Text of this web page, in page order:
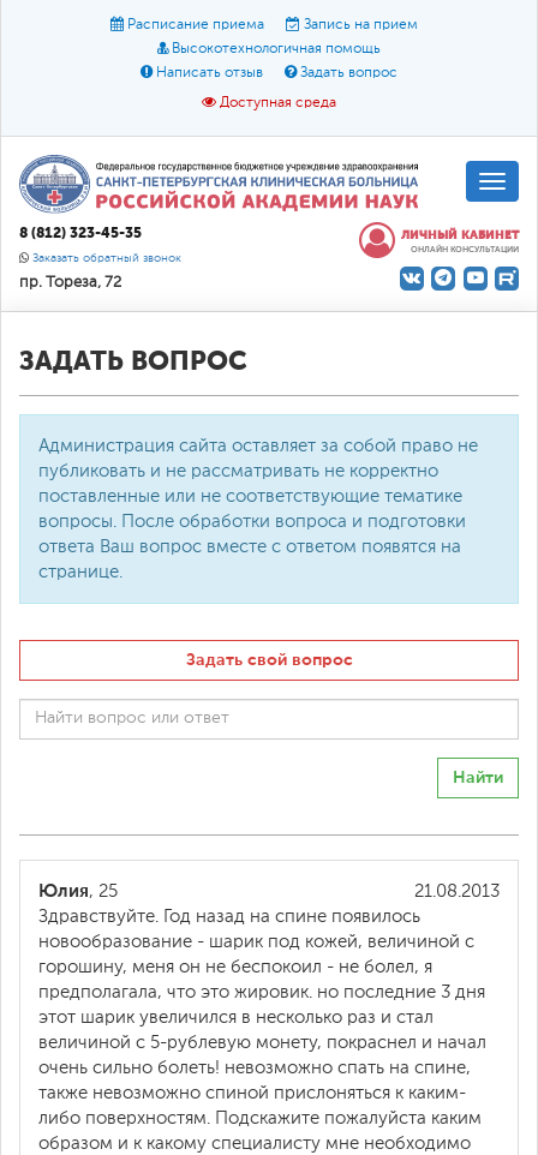
Расписание приема
Запись на прием
Высокотехнологичная помощь
Написать отзыв
Задать вопрос
Доступная среда
Размер шрифта: A A A
Цвет:
О доступной среде
8 (812) 323-45-35
Заказать обратный звонок
пр. Тореза, 72
ЛИЧНЫЙ КАБИНЕТ
ОНЛАЙН КОНСУЛЬТАЦИИ
ЗАДАТЬ ВОПРОС
Администрация сайта оставляет за собой право не
публиковать и не рассматривать не корректно
поставленные или не соответствующие тематике
вопросы. После обработки вопроса и подготовки
ответа Ваш вопрос вместе с ответом появятся на
странице.
Задать свой вопрос
Найти
21.08.2013
Юлия, 25
Здравствуйте. Год назад на спине появилось
новообразование - шарик под кожей, величиной с
горошину, меня он не беспокоил - не болел, я
предполагала, что это жировик. но последние 3 дня
этот шарик увеличился в несколько раз и стал
величиной с 5-рублевую монету, покраснел и начал
очень сильно болеть! невозможно спать на спине,
также невозможно спиной прислоняться к каким-
либо поверхностям. Подскажите пожалуйста каким
образом и к какому специалисту мне необходимо